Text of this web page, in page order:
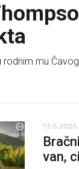
mu
13.5.2025.
van,